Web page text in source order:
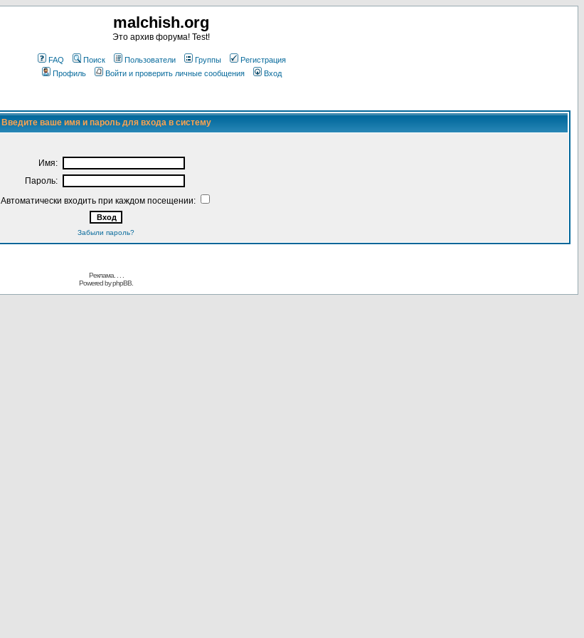
malchish.org
Это архив форума! Test!
FAQ Поиск Пользователи Группы
Регистрация
Профиль
Войти и проверить личные сообщения Вход
Введите ваше имя и пароль для входа в систему
Имя:
Пароль:
Автоматически входить при каждом посещении:
Забыли пароль?
Реклама. . .
Powered byphpBB.